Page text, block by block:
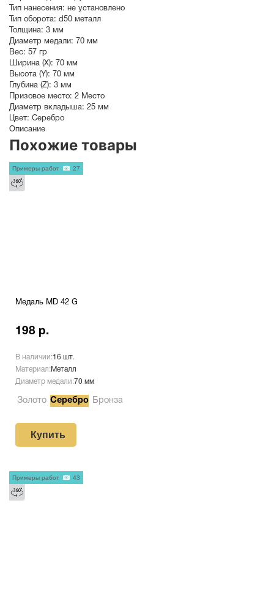
Тип нанесения: не установлено
Тип оборота: d50 металл
Толщина: 3 мм
Диаметр медали: 70 мм
Вес: 57 гр
Ширина (X): 70 мм
Высота (Y): 70 мм
Глубина (Z): 3 мм
Призовое место: 2 Место
Диаметр вкладыша: 25 мм
Цвет: Серебро
Описание
Похожие товары
Медаль MD 42 G
198 р.
В наличии:16 шт.
Материал:Металл
Диаметр медали:70 мм
Золото Серебро Бронза
Купить
Примеры работ 27
Примеры работ 43